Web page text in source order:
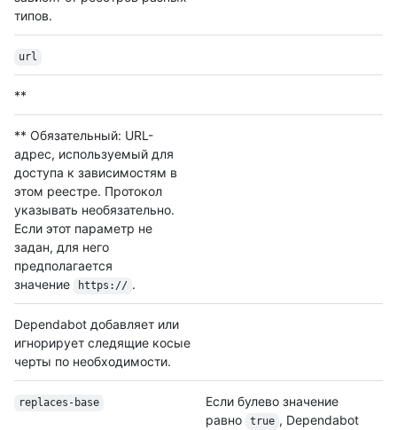
типов.
url
**
** Обязательный: URL-
адрес, используемый для
доступа к зависимостям в
этом реестре. Протокол
указывать необязательно.
Если этот параметр не
задан, для него
предполагается
значение
https:// .
Dependabot добавляет или
игнорирует следящие косые
черты по необходимости.
replaces-base
Если булево значение
равно
true , Dependabot